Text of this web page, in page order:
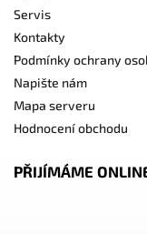
Servis
Kontakty
Podmínky ochrany
Napište nám
Mapa serveru
Hodnocení obchodu
PŘIJÍMÁME